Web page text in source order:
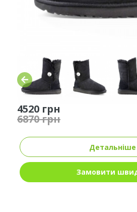
4520 грн
6870 грн
Детальніше
Замовити